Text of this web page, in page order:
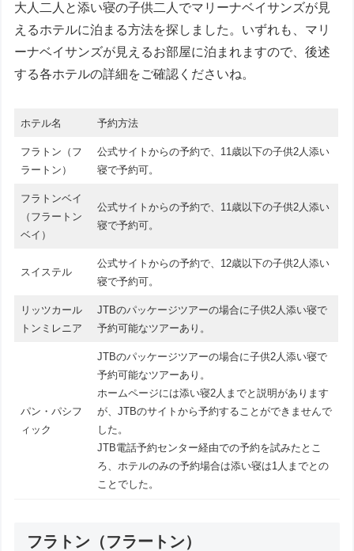
大人二人と添い寝の子供二人でマリーナベイサンズが見
えるホテルに泊まる方法を探しました。いずれも、マリ
ーナベイサンズが見えるお部屋に泊まれますので、後述
する各ホテルの詳細をご確認くださいね。
ホテル名 予約方法
フラトン（フ
ラートン）
公式サイトからの予約で、11歳以下の子供2人添い
寝で予約可。
フラトンベイ
（フラートン
ベイ）
公式サイトからの予約で、11歳以下の子供2人添い
寝で予約可。
スイステル
公式サイトからの予約で、12歳以下の子供2人添い
寝で予約可。
リッツカール
トンミレニア
JTBのパッケージツアーの場合に子供2人添い寝で
予約可能なツアーあり。
パン・パシフ
ィック
JTBのパッケージツアーの場合に子供2人添い寝で
予約可能なツアーあり。
ホームページには添い寝2人までと説明があります
が、JTBのサイトから予約することができませんで
した。
JTB電話予約センター経由での予約を試みたとこ
ろ、ホテルのみの予約場合は添い寝は1人までとの
ことでした。
フラトン（フラートン）